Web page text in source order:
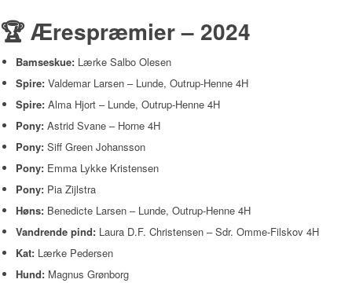
🏆 Ærespræmier – 2024
Bamseskue: Lærke Salbo Olesen
Spire: Valdemar Larsen – Lunde, Outrup-Henne 4H
Spire: Alma Hjort – Lunde, Outrup-Henne 4H
Pony: Astrid Svane – Horne 4H
Pony: Siff Green Johansson
Pony: Emma Lykke Kristensen
Pony: Pia Zijlstra
Høns: Benedicte Larsen – Lunde, Outrup-Henne 4H
Vandrende pind: Laura D.F. Christensen – Sdr. Omme-Filskov 4H
Kat: Lærke Pedersen
Hund: Magnus Grønborg